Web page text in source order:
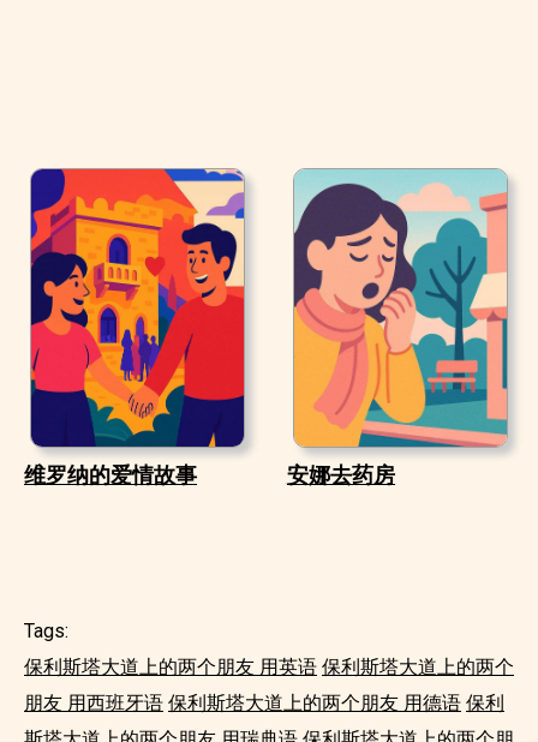
维罗纳的爱情故事 安娜去药房
Tags:
保利斯塔大道上的两个朋友 用英语 保利斯塔大道上的两个
朋友 用西班牙语 保利斯塔大道上的两个朋友 用德语 保利